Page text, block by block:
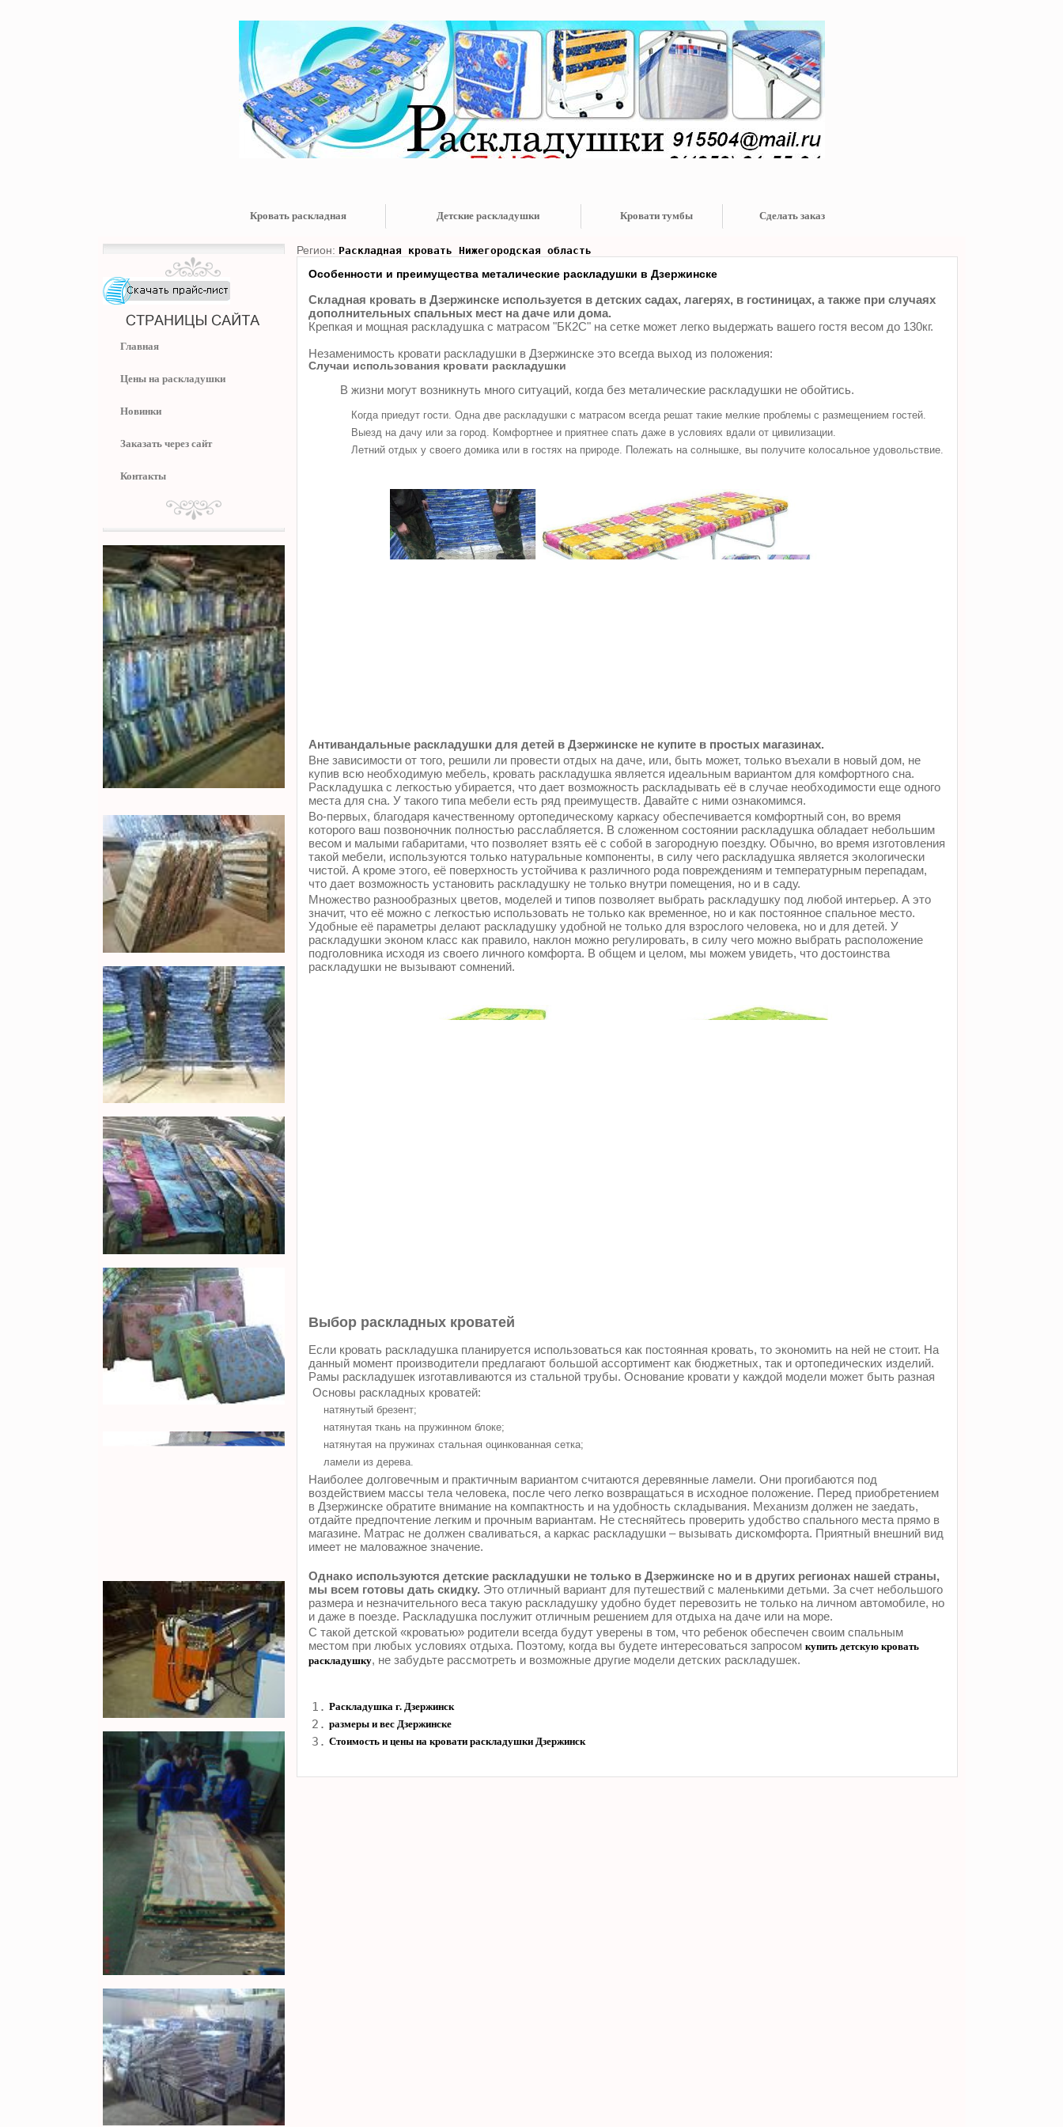
Кровать раскладная Детские раскладушки Кровати тумбы Сделать заказ
Главная
Цены на раскладушки
Новинки
Заказать через сайт
Контакты
Регион: Раскладная кровать Нижегородская область
Особенности и преимущества металические раскладушки в Дзержинске
Складная кровать в Дзержинске используется в детских садах, лагерях, в гостиницах, а также при случаях
дополнительных спальных мест на даче или дома.
Крепкая и мощная раскладушка с матрасом "БК2С" на сетке может легко выдержать вашего гостя весом до 130кг.
Незаменимость кровати раскладушки в Дзержинске это всегда выход из положения:
Случаи использования кровати раскладушки
В жизни могут возникнуть много ситуаций, когда без металические раскладушки не обойтись.
Когда приедут гости. Одна две раскладушки с матрасом всегда решат такие мелкие проблемы с размещением гостей.
Выезд на дачу или за город. Комфортнее и приятнее спать даже в условиях вдали от цивилизации.
Летний отдых у своего домика или в гостях на природе. Полежать на солнышке, вы получите колосальное удовольствие.
Антивандальные раскладушки для детей в Дзержинске не купите в простых магазинах.
Вне зависимости от того, решили ли провести отдых на даче, или, быть может, только въехали в новый дом, не
купив всю необходимую мебель, кровать раскладушка является идеальным вариантом для комфортного сна.
Раскладушка с легкостью убирается, что дает возможность раскладывать её в случае необходимости еще одного
места для сна. У такого типа мебели есть ряд преимуществ. Давайте с ними ознакомимся.
Во-первых, благодаря качественному ортопедическому каркасу обеспечивается комфортный сон, во время
которого ваш позвоночник полностью расслабляется. В сложенном состоянии раскладушка обладает небольшим
весом и малыми габаритами, что позволяет взять её с собой в загородную поездку. Обычно, во время изготовления
такой мебели, используются только натуральные компоненты, в силу чего раскладушка является экологически
чистой. А кроме этого, её поверхность устойчива к различного рода повреждениям и температурным перепадам,
что дает возможность установить раскладушку не только внутри помещения, но и в саду.
Множество разнообразных цветов, моделей и типов позволяет выбрать раскладушку под любой интерьер. А это
значит, что её можно с легкостью использовать не только как временное, но и как постоянное спальное место.
Удобные её параметры делают раскладушку удобной не только для взрослого человека, но и для детей. У
раскладушки эконом класс как правило, наклон можно регулировать, в силу чего можно выбрать расположение
подголовника исходя из своего личного комфорта. В общем и целом, мы можем увидеть, что достоинства
раскладушки не вызывают сомнений.
Выбор раскладных кроватей
Если кровать раскладушка планируется использоваться как постоянная кровать, то экономить на ней не стоит. На
данный момент производители предлагают большой ассортимент как бюджетных, так и ортопедических изделий.
Рамы раскладушек изготавливаются из стальной трубы. Основание кровати у каждой модели может быть разная
Основы раскладных кроватей:
натянутый брезент;
натянутая ткань на пружинном блоке;
натянутая на пружинах стальная оцинкованная сетка;
ламели из дерева.
Наиболее долговечным и практичным вариантом считаются деревянные ламели. Они прогибаются под
воздействием массы тела человека, после чего легко возвращаться в исходное положение. Перед приобретением
в Дзержинске обратите внимание на компактность и на удобность складывания. Механизм должен не заедать,
отдайте предпочтение легким и прочным вариантам. Не стесняйтесь проверить удобство спального места прямо в
магазине. Матрас не должен сваливаться, а каркас раскладушки – вызывать дискомфорта. Приятный внешний вид
имеет не маловажное значение.
Однако используются детские раскладушки не только в Дзержинске но и в других регионах нашей страны,
мы всем готовы дать скидку. Это отличный вариант для путешествий с маленькими детьми. За счет небольшого
размера и незначительного веса такую раскладушку удобно будет перевозить не только на личном автомобиле, но
и даже в поезде. Раскладушка послужит отличным решением для отдыха на даче или на море.
С такой детской «кроватью» родители всегда будут уверены в том, что ребенок обеспечен своим спальным
местом при любых условиях отдыха. Поэтому, когда вы будете интересоваться запросом купить детскую кровать
раскладушку, не забудьте рассмотреть и возможные другие модели детских раскладушек.
1. Раскладушка г. Дзержинск
2. размеры и вес Дзержинске
3. Стоимость и цены на кровати раскладушки Дзержинск